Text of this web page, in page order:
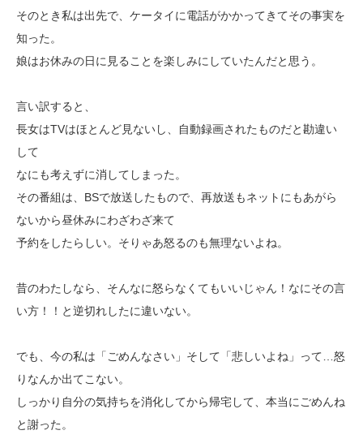
そのとき私は出先で、ケータイに電話がかかってきてその事実を
知った。
娘はお休みの日に見ることを楽しみにしていたんだと思う。
言い訳すると、
長女はTVはほとんど見ないし、自動録画されたものだと勘違い
して
なにも考えずに消してしまった。
その番組は、BSで放送したもので、再放送もネットにもあがら
ないから昼休みにわざわざ来て
予約をしたらしい。そりゃあ怒るのも無理ないよね。
昔のわたしなら、そんなに怒らなくてもいいじゃん！なにその言
い方！！と逆切れしたに違いない。
でも、今の私は「ごめんなさい」そして「悲しいよね」って…怒
りなんか出てこない。
しっかり自分の気持ちを消化してから帰宅して、本当にごめんね
と謝った。